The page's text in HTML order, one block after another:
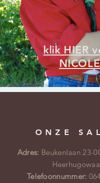
klik HIER
NICOLE
ONZE
Adres: Beukenlaan 23-
Telefoonnummer: